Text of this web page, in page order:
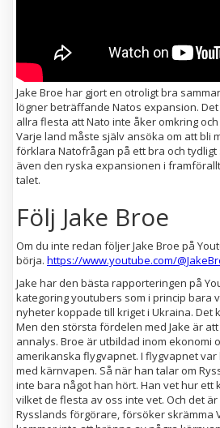
Jake Broe har gjort en otroligt bra
lögner beträffande Natos expansion.
allra flesta att Nato inte åker omkring
Varje land måste själv ansöka om att bli
förklara Natofrågan på ett bra och tydligt
även den ryska expansionen i
talet.
Följ Jake Broe
Om du inte redan följer Jake Broe på
börja. https://www.youtube.com/
Jake har den bästa rapporteringen på
kategoring youtubers som i princip bara
nyheter koppade till kriget i Ukraina. Det
Men den största fördelen med Jake är
annalys. Broe är utbildad inom ekonomi
amerikanska flygvapnet. I flygvapnet
med kärnvapen. Så när han talar om
inte bara något han hört. Han vet hur ett
vilket de flesta av oss inte vet. Och det
Rysslands förgörare, försöker skrämma